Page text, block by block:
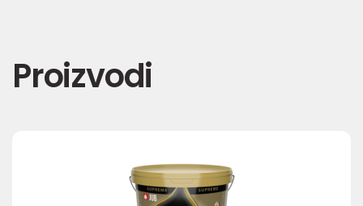
Proizvodi